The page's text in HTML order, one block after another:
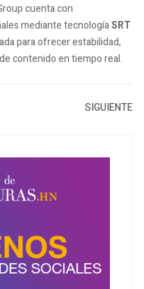
cuenta con
mediante tecnologíaSRT
para ofrecer estabilidad,
contenido en tiempo real.
SIGUIENTE